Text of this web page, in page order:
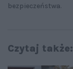
bezpieczeństwa.
Czytaj także: